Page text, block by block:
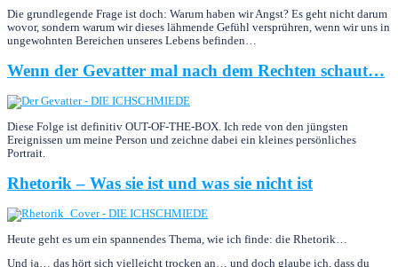
Die grundlegende Frage ist doch: Warum haben wir Angst? Es geht nicht darum
wovor, sondern warum wir dieses lähmende Gefühl versprühren, wenn wir uns in
ungewohnten Bereichen unseres Lebens befinden…
Wenn der Gevatter mal nach dem Rechten schaut…
Diese Folge ist definitiv OUT-OF-THE-BOX. Ich rede von den jüngsten
Ereignissen um meine Person und zeichne dabei ein kleines persönliches
Portrait.
Rhetorik – Was sie ist und was sie nicht ist
Heute geht es um ein spannendes Thema, wie ich finde: die Rhetorik…
Und ja… das hört sich viel­leicht trocken an… und doch glaube ich, dass du